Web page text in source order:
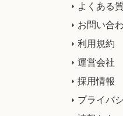
よくある
お問い合
利用規約
運営会社
採用情報
プライバ